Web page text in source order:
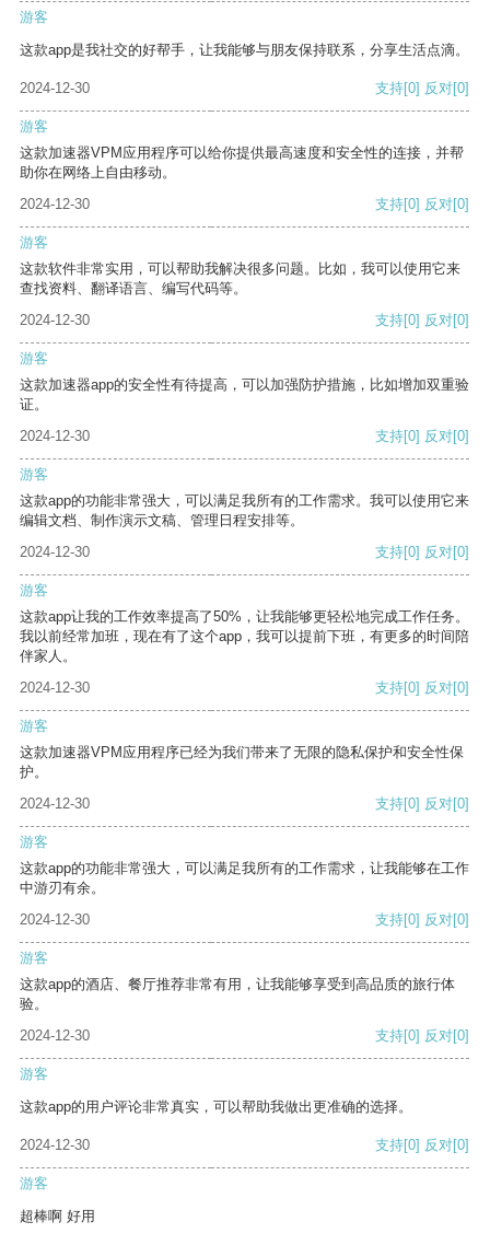
游客
这款app是我社交的好帮手，让我能够与朋友保持联系，分享生活点滴。
2024-12-30 支持[0] 反对[0]
游客
这款加速器VPM应用程序可以给你提供最高速度和安全性的连接，并帮
助你在网络上自由移动。
2024-12-30
支持[0] 反对[0]
游客
这款软件非常实用，可以帮助我解决很多问题。比如，我可以使用它来
查找资料、翻译语言、编写代码等。
2024-12-30
支持[0] 反对[0]
游客
这款加速器app的安全性有待提高，可以加强防护措施，比如增加双重验
证。
2024-12-30
支持[0] 反对[0]
游客
这款app的功能非常强大，可以满足我所有的工作需求。我可以使用它来
编辑文档、制作演示文稿、管理日程安排等。
2024-12-30
支持[0] 反对[0]
游客
这款app让我的工作效率提高了50%，让我能够更轻松地完成工作任务。
我以前经常加班，现在有了这个app，我可以提前下班，有更多的时间陪
伴家人。
2024-12-30
支持[0] 反对[0]
游客
这款加速器VPM应用程序已经为我们带来了无限的隐私保护和安全性保
护。
2024-12-30
支持[0] 反对[0]
游客
这款app的功能非常强大，可以满足我所有的工作需求，让我能够在工作
中游刃有余。
2024-12-30
支持[0] 反对[0]
游客
这款app的酒店、餐厅推荐非常有用，让我能够享受到高品质的旅行体
验。
2024-12-30
支持[0] 反对[0]
游客
这款app的用户评论非常真实，可以帮助我做出更准确的选择。
2024-12-30 支持[0] 反对[0]
游客
超棒啊 好用